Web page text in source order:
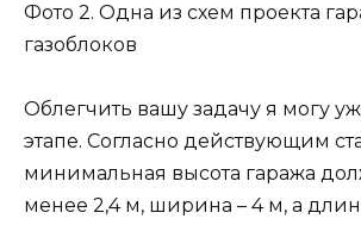
Фото 2. Одна из схем проекта
газоблоков
Облегчить вашу задачу я могу
этапе. Согласно действующим
минимальная высота гаража
менее 2,4 м, ширина – 4 м, а